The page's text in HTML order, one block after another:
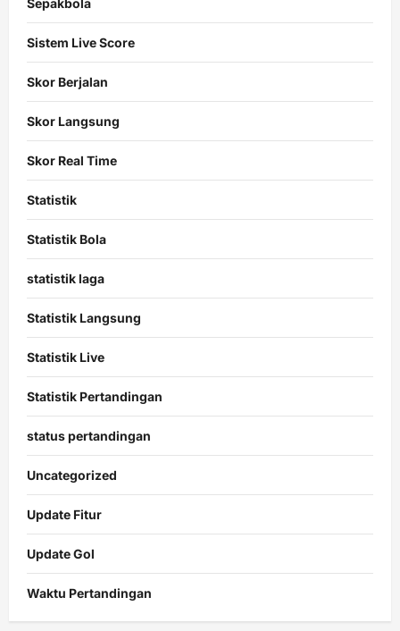
Sepakbola
Sistem Live Score
Skor Berjalan
Skor Langsung
Skor Real Time
Statistik
Statistik Bola
statistik laga
Statistik Langsung
Statistik Live
Statistik Pertandingan
status pertandingan
Uncategorized
Update Fitur
Update Gol
Waktu Pertandingan